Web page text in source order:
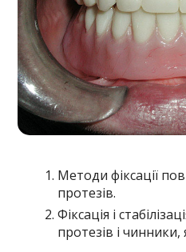
Методи фіксації
протезів.
Фіксація і
протезів і чинники,